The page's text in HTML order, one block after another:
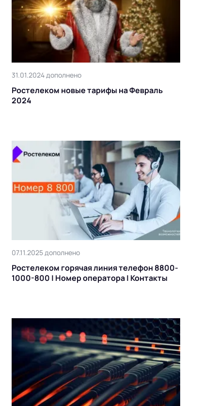
31.01.2024 дополнено
Ростелеком новые тарифы на Февраль
2024
07.11.2025 дополнено
Ростелеком горячая линия телефон 8800-
1000-800 | Номер оператора | Контакты